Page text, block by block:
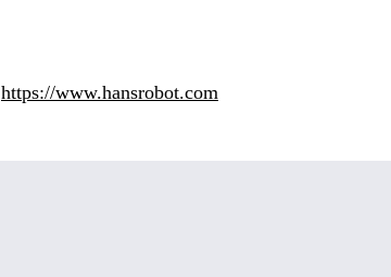
https://www.hansrobot.com